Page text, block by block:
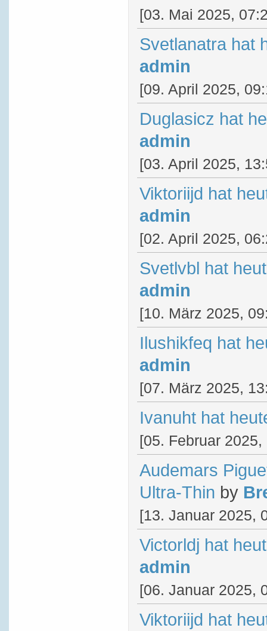
[03. Mai 2025,
Svetlanatra hat
admin
[09. April 2025,
Duglasicz hat
admin
[03. April 2025,
Viktoriijd hat
admin
[02. April 2025,
Svetlvbl hat
admin
[10. März 2025,
Ilushikfeq hat
admin
[07. März 2025,
Ivanuht hat
[05. Februar 2025,
Audemars
Ultra-Thin by
[13. Januar 2025,
Victorldj hat
admin
[06. Januar 2025,
Viktoriijd hat